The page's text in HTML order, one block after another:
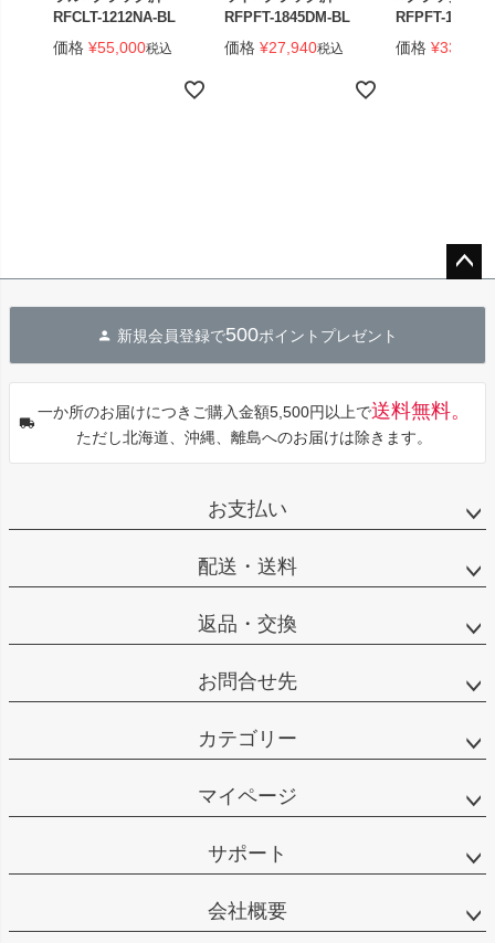
RFCLT-1212NA-BL
価格 ¥55,000税込
RFPFT-1845DM-BL
価格 ¥27,940税込
RFPFT-
価格 ¥33,440
へ
新規会員登録で500ポイントプレゼント
一か所のお届けにつきご購入金額5,500円以上で送料無料。
ただし北海道、沖縄、離島へのお届けは除きます。
お支払い
配送・送料
返品・交換
お問合せ先
カテゴリー
マイページ
サポート
会社概要